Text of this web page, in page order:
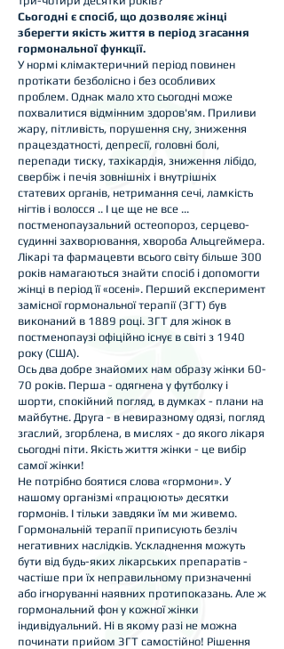
Сьогодні є спосіб, що дозволяє жінці
зберегти якість життя в період згасання
гормональної функції.
У нормі клімактеричний період повинен
протікати безболісно і без особливих
проблем. Однак мало хто сьогодні може
похвалитися відмінним здоров'ям. Приливи
жару, пітливість, порушення сну, зниження
працездатності, депресії, головні болі,
перепади тиску, тахікардія, зниження лібідо,
свербіж і печія зовнішніх і внутрішніх
статевих органів, нетримання сечі, ламкість
нігтів і волосся .. І це ще не все ...
постменопаузальний остеопороз, серцево-
судинні захворювання, хвороба Альцгеймера.
Лікарі та фармацевти всього світу більше 300
років намагаються знайти спосіб і допомогти
жінці в період її «осені». Перший експеримент
замісної гормональної терапії (ЗГТ) був
виконаний в 1889 році. ЗГТ для жінок в
постменопаузі офіційно існує в світі з 1940
року (США).
Ось два добре знайомих нам образу жінки 60-
70 років. Перша - одягнена у футболку і
шорти, спокійний погляд, в думках - плани на
майбутнє. Друга - в невиразному одязі, погляд
згаслий, згорблена, в мислях - до якого лікаря
сьогодні піти. Якість життя жінки - це вибір
самої жінки!
Не потрібно боятися слова «гормони». У
нашому організмі «працюють» десятки
гормонів. І тільки завдяки їм ми живемо.
Гормональній терапії приписують безліч
негативних наслідків. Ускладнення можуть
бути від будь-яких лікарських препаратів -
частіше при їх неправильному призначенні
або ігноруванні наявних протипоказань. Але ж
гормональний фон у кожної жінки
індивідуальний. Ні в якому разі не можна
починати прийом ЗГТ самостійно! Рішення